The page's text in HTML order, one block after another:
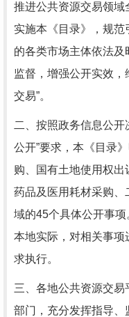
推进公共资源交易领域
实施本《目录》，规
的各类市场主体依法
监督，增强公开实效，
交易”。
二、按照政务信息公开
公开”要求，本《目录
购、国有土地使用权出
药品及医用耗材采购
域的45个具体公开事
本地实际，对相关事
求执行。
三、各地公共资源交
部门，充分发挥指导